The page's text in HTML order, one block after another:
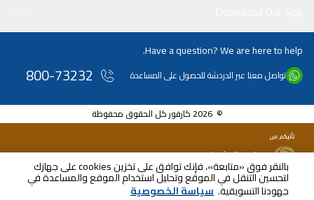
بالنقر فوق «متابعة»، فإنك توافق على تخزين cookies على جهازك
لتحسين التنقل في الموقع وتحليل استخدام الموقع والمساعدة في
جهودنا التسويقية. سياسة الخصوصية AED186.90
شامل ضريبة القيمة المضافة
Have a question? We are here to help.
تواصل معنا عبر الدردشة للحصول على المساعدة 800-73232
© 2026 كارفور كل الحقوق محفوظة